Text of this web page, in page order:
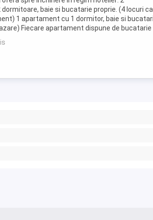
baie si bucatarie proprie. (4 locuri
1 apartament cu 1 dormitor, baie si
Fiecare apartament dispune de bucatarie
cu cabina ...